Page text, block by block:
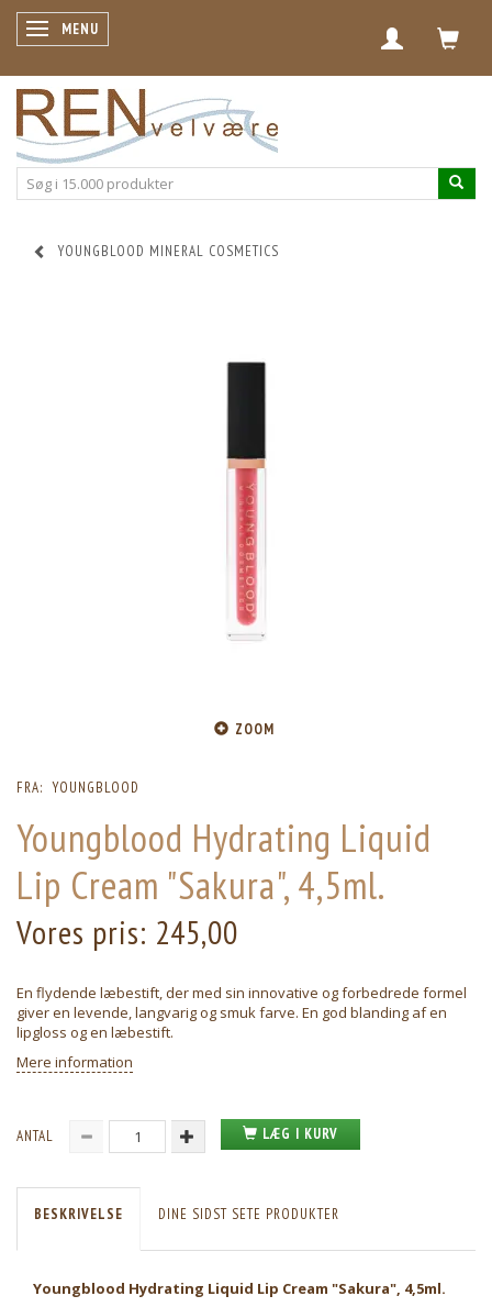
SKIFTE NAVIGATION
MENU
YOUNGBLOOD MINERAL COSMETICS
ZOOM
FRA: YOUNGBLOOD
Youngblood Hydrating Liquid
Lip Cream "Sakura", 4,5ml.
Vores pris: 245,00
En flydende læbestift, der med sin innovative og forbedrede formel
giver en levende, langvarig og smuk farve. En god blanding af en
lipgloss og en læbestift.
Mere information
ANTAL LÆG I KURV
BESKRIVELSE DINE SIDST SETE PRODUKTER
Youngblood Hydrating Liquid Lip Cream "Sakura", 4,5ml.